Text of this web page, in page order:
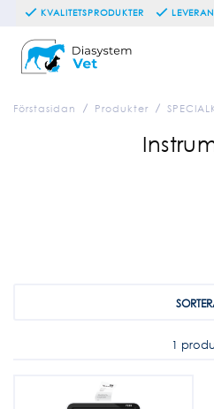
KVALITETSPRODUKTER
Förstasidan Produkter
1